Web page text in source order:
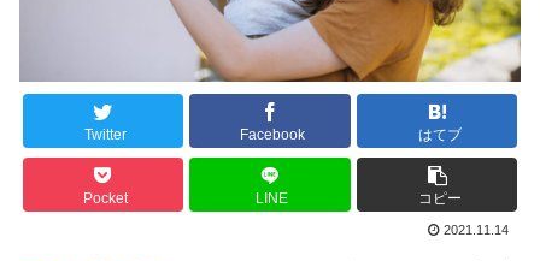
Twitter Facebook はてブ
Pocket LINE コピー
2021.11.14